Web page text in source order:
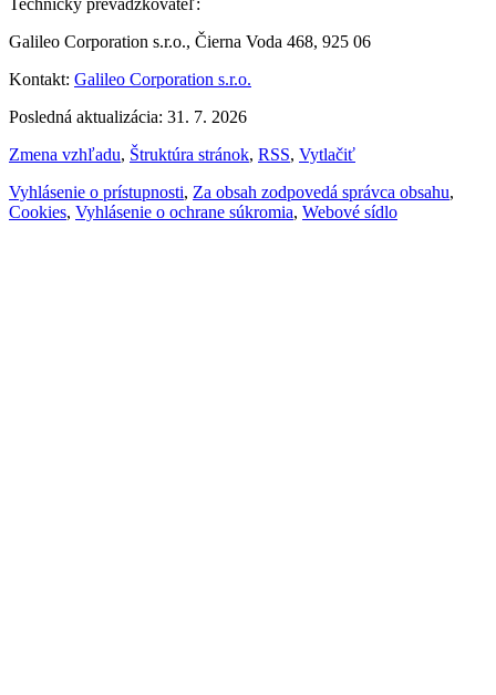
Galileo Corporation s.r.o., Čierna Voda 468, 925 06
Kontakt: Galileo Corporation s.r.o.
Posledná aktualizácia: 31. 7. 2026
Zmena vzhľadu, Štruktúra stránok, RSS, Vytlačiť
Vyhlásenie o prístupnosti, Za obsah zodpovedá správca obsahu,
Cookies, Vyhlásenie o ochrane súkromia, Webové sídlo